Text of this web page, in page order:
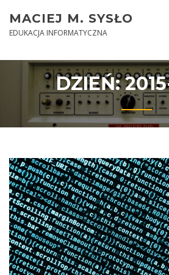
content
MACIEJ M. SYSŁO
EDUKACJA INFORMATYCZNA
DZIEŃ: